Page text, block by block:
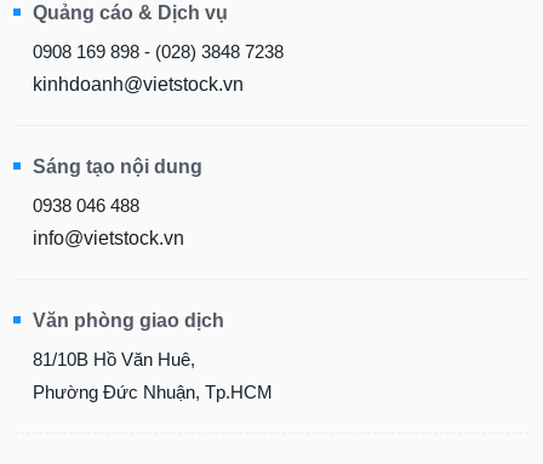
Quảng cáo & Dịch vụ
0908 169 898 - (028) 3848 7238
kinhdoanh@vietstock.vn
Sáng tạo nội dung
0938 046 488
info@vietstock.vn
Văn phòng giao dịch
81/10B Hồ Văn Huê,
Phường Đức Nhuận, Tp.HCM